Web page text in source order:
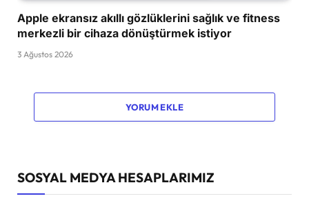
Apple ekransız akıllı gözlüklerini sağlık ve fitness
merkezli bir cihaza dönüştürmek istiyor
3 Ağustos 2026
YORUM EKLE
SOSYAL MEDYA HESAPLARIMIZ